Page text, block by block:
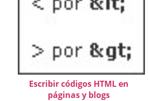
Escribir códigos HTML en
páginas y blogs